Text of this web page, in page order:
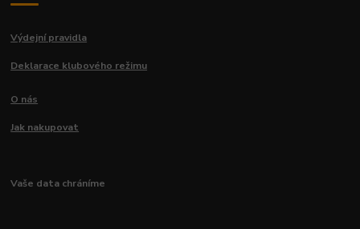
Výdejní pravidla
Deklarace klubového režimu
O nás
Jak nakupovat
Vaše data chráníme